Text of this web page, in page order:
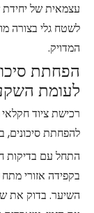
עצמאית של יחידת
לשטח גלי בצורה
המדויק.
הפחתת
לעומת
רכישת ציוד
להפחתת סיכונים,
התחל עם בדיקות
בקפידה אזורי
השיער. בדוק את